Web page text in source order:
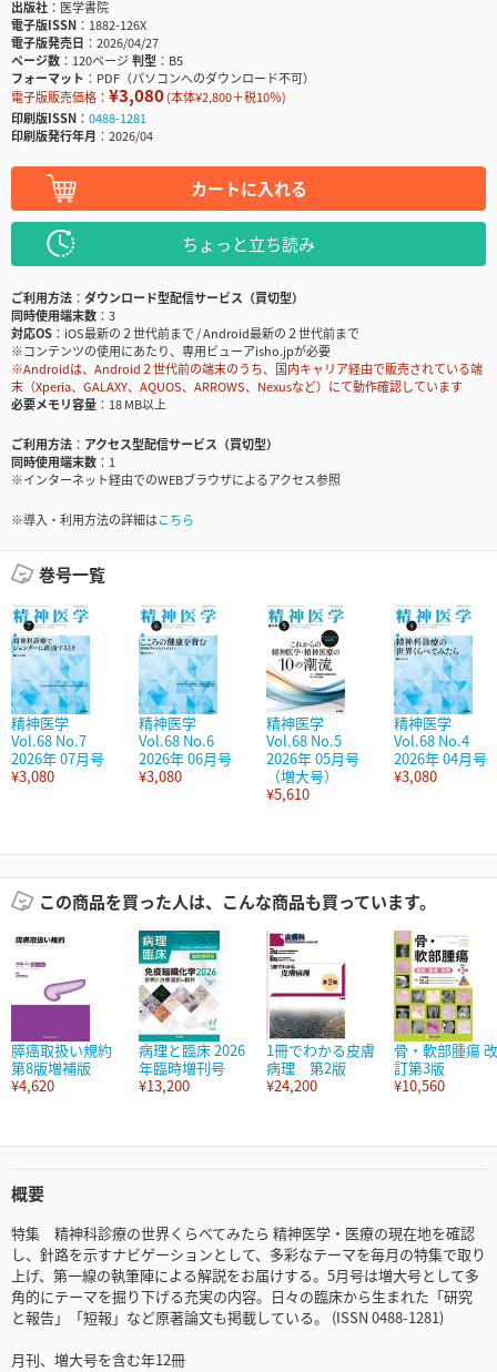
出版社
医学書院
電子版ISSN
1882-126X
電子版発売日
2026/04/27
ページ数
120ページ判型
B5
フォーマット
PDF（パソコンへのダウンロード不可）
電子版販売価格： ¥3,080(本体¥2,800＋税10％)
印刷版ISSN
0488-1281
印刷版発行年月
2026/04
カートに入れる
ちょっと立ち読み
ご利用方法
ダウンロード型配信サービス（買切型）
同時使用端末数
3
対応OS
iOS最新の２世代前まで / Android最新の２世代前まで
※コンテンツの使用にあたり、専用ビューアisho.jpが必要
※Androidは、Android２世代前の端末のうち、国内キャリア経由で販売されている端
末（Xperia、GALAXY、AQUOS、ARROWS、Nexusなど）にて動作確認しています
必要メモリ容量
18 MB以上
ご利用方法
アクセス型配信サービス（買切型）
同時使用端末数
1
※インターネット経由でのWEBブラウザによるアクセス参照
※導入・利用方法の詳細はこちら
巻号一覧
精神医学
Vol.68 No.7
2026年 07月号
¥3,080
精神医学
Vol.68 No.6
2026年 06月号
¥3,080
精神医学
Vol.68 No.5
2026年 05月号
（増大号）
¥5,610
精神医学
Vol.68 No.4
2026年 04月号
¥3,080
この商品を買った人は、こんな商品も買っています。
膵癌取扱い規約
第8版増補版
¥4,620
病理と臨床 2026
年臨時増刊号
¥13,200
1冊でわかる皮膚
病理 第2版
¥24,200
骨・軟部腫瘍 改
訂第3版
¥10,560
概要
特集 精神科診療の世界くらべてみたら 精神医学・医療の現在地を確認
し、針路を示すナビゲーションとして、多彩なテーマを毎月の特集で取り
上げ、第一線の執筆陣による解説をお届けする。5月号は増大号として多
角的にテーマを掘り下げる充実の内容。日々の臨床から生まれた「研究
と報告」「短報」など原著論文も掲載している。 (ISSN 0488-1281)
月刊、増大号を含む年12冊